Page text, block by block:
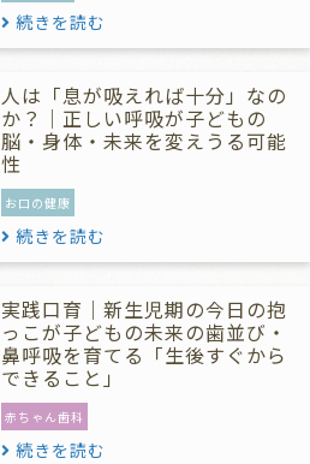
続きを読む
人は「息が吸えれば十分」なの
か？｜正しい呼吸が子どもの
脳・身体・未来を変えうる可能
性
お口の健康
続きを読む
実践口育｜新生児期の今日の抱
っこが子どもの未来の歯並び・
鼻呼吸を育てる「生後すぐから
できること」
赤ちゃん歯科
続きを読む